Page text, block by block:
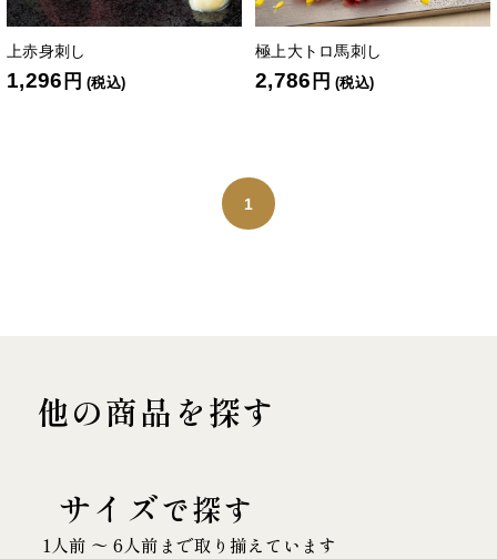
上赤身刺し
1,296 円 (税込)
極上大トロ馬刺し
2,786 円 (税込)
1
他の商品を探す
サイズで探す
1人前 〜 6人前まで取り揃えています